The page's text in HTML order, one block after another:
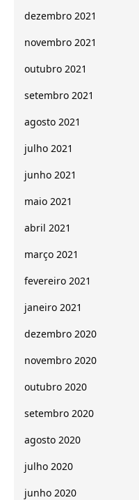
dezembro 2021
novembro 2021
outubro 2021
setembro 2021
agosto 2021
julho 2021
junho 2021
maio 2021
abril 2021
março 2021
fevereiro 2021
janeiro 2021
dezembro 2020
novembro 2020
outubro 2020
setembro 2020
agosto 2020
julho 2020
junho 2020